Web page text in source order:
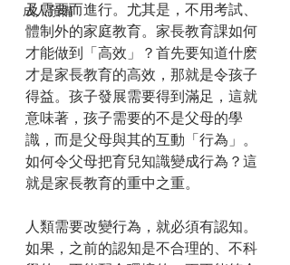
成人預備
及需要而進行。尤其是，不用考試、
體制外的家庭教育。家長教育課如何
才能做到「高效」？首先要知道什麽
才是家長教育的高效，那就是令孩子
得益。孩子發展需要得到滿足，這就
意味著，孩子需要的不是父母的學
識，而是父母與其的互動「行為」。
如何令父母把育兒知識變成行為？這
就是家長教育的重中之重。
人類需要改變行為，就必須有認知。
如果，之前的認知是不合理的、不科